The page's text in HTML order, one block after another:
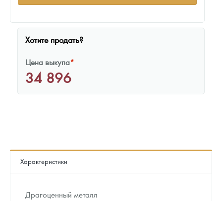
Хотите продать?
Цена выкупа*
34 896
Характеристики
Драгоценный металл